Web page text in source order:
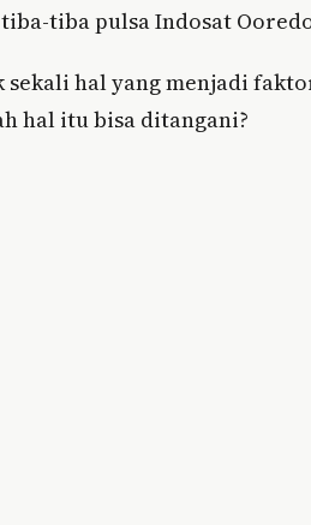
tiba pulsa Indosat
sekali hal yang menjadi
hal itu bisa ditangani?